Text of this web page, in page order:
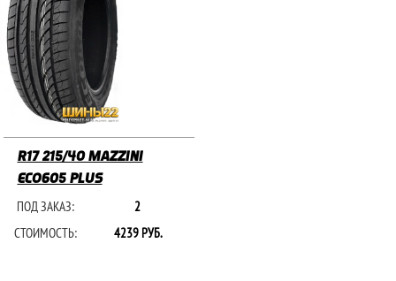
R17 215/40 MAZZINI
ECO605 PLUS
ПОД ЗАКАЗ:
2
СТОИМОСТЬ:
4239 РУБ.